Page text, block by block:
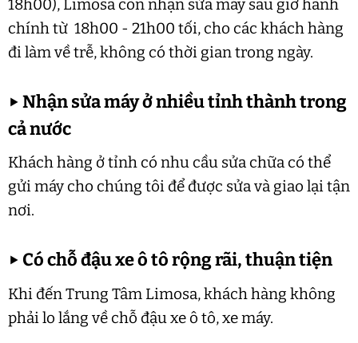
18h00), Limosa còn nhận sửa máy sau giờ hành
chính từ 18h00 - 21h00 tối, cho các khách hàng
đi làm về trễ, không có thời gian trong ngày.
▶Nhận sửa máy ở nhiều tỉnh thành trong
cả nước
Khách hàng ở tỉnh có nhu cầu sửa chữa có thể
gửi máy cho chúng tôi để được sửa và giao lại tận
nơi.
▶ Có chỗ đậu xe ô tô rộng rãi, thuận tiện
Khi đến Trung Tâm Limosa, khách hàng không
phải lo lắng về chỗ đậu xe ô tô, xe máy.